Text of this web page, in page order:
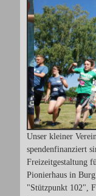
Unser kleiner
spendenfinanziert
Freizeitgestaltung
Pionierhaus in
"Stützpunkt 102",